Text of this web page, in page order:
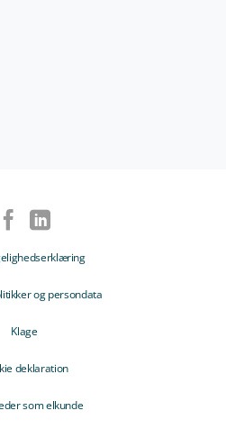
og persondata
Klage
deklaration
som elkunde